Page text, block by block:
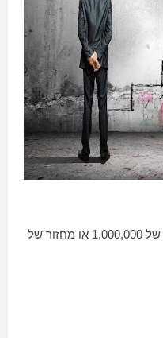
מה הייתם מעדיפים - מחזור חודשי של 1,000,000 או מחזור של